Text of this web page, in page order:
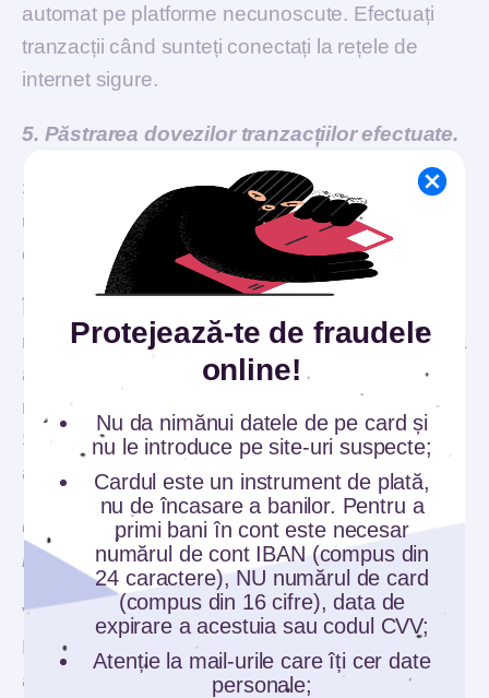
automat pe platforme necunoscute. Efectuați
tranzacții când sunteți conectați la rețele de
internet sigure.
5. Păstrarea dovezilor tranzacțiilor efectuate.
Salvează confirmările de plată, facturile, e-mail-
urile și capturile de ecran. Acestea pot fi
esențiale în cazul unei reclamații.
În situația identificării unei tranzacții
neautorizate, este necesară informarea imediată
a instituției bancare, sesizarea Poliției, precum și
raportarea fraudei către Directoratul Național de
Securitate Cibernetică, apelând 1911 sau
accesând pnrisc.dnsc.ro
6. Monitorizarea periodică a conturilor
bancare.
Verifică periodic conturile tale bancare.
Monitorizează tranzacțiile și activează alertele
automate din aplicațiile bancare. Astfel, poți
Protejează-te de fraudele
online!
Nu da nimănui datele de pe card și
nu le introduce pe site-uri suspecte;
Cardul este un instrument de plată,
nu de încasare a banilor. Pentru a
primi bani în cont este necesar
numărul de cont IBAN (compus din
24 caractere), NU numărul de card
(compus din 16 cifre), data de
expirare a acestuia sau codul CVV;
Atenție la mail-urile care îți cer date
personale;